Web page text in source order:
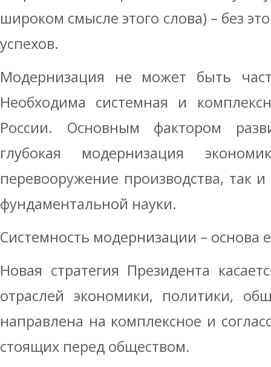
широком смысле этого слова) – без
успехов.
Модернизация не может быть
Необходима системная и
России. Основным фактором
глубокая модернизация
перевооружение производства, так
фундаментальной науки.
Системность модернизации – основа
Новая стратегия Президента
отраслей экономики, политики,
направлена на комплексное и
стоящих перед обществом.